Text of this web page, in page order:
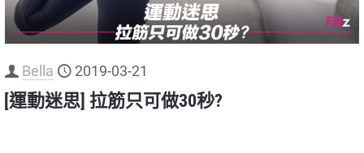
Bella 2019-03-21
[運動迷思] 拉筋只可做30秒?